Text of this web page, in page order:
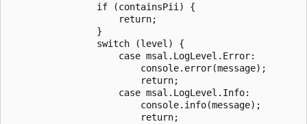
                if (containsPii) {
                    return;
                }
                switch (level) {
                    case msal.LogLevel.Error:
                        console.error(message);
                        return;
                    case msal.LogLevel.Info:
                        console.info(message);
                        return;